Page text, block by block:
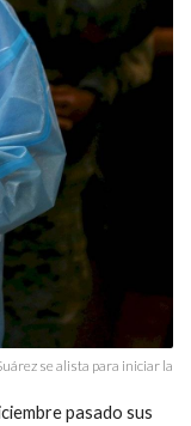
se alista para iniciar la
pasado sus